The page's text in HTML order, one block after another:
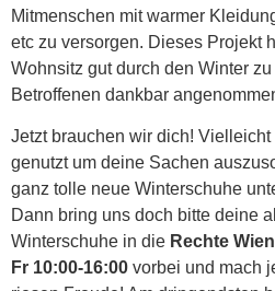
Mitmenschen mit warmer
etc zu versorgen. Dieses Projekt
Wohnsitz gut durch den Winter
Betroffenen dankbar
Jetzt brauchen wir dich!
genutzt um deine Sachen
ganz tolle neue Winterschuhe
Dann bring uns doch bitte deine
Winterschuhe in die Rechte
Fr 10:00-16:00 vorbei und mach